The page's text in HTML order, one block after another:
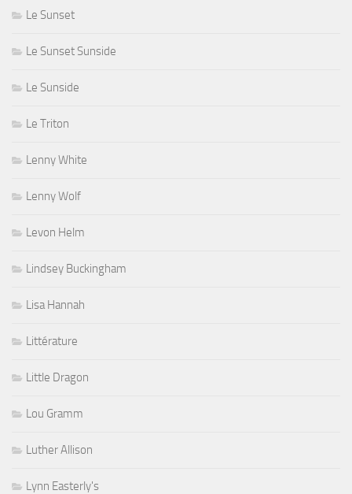
Le Sunset
Le Sunset Sunside
Le Sunside
Le Triton
Lenny White
Lenny Wolf
Levon Helm
Lindsey Buckingham
Lisa Hannah
Littérature
Little Dragon
Lou Gramm
Luther Allison
Lynn Easterly's